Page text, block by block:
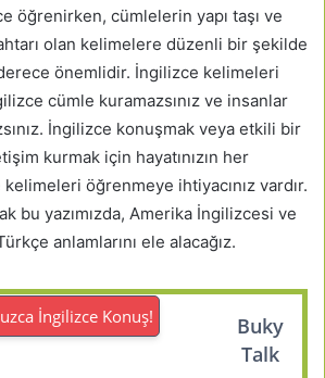
öğrenirken, cümlelerin yapı taşı ve
olan kelimelere düzenli bir şekilde
önemlidir. İngilizce kelimeleri
cümle kuramazsınız ve insanlar
İngilizce konuşmak veya etkili bir
kurmak için hayatınızın her
öğrenmeye ihtiyacınız vardır.
bu yazımızda, Amerika İngilizcesi ve
anlamlarını ele alacağız.
İngilizce Konuş!
Buky
Talk